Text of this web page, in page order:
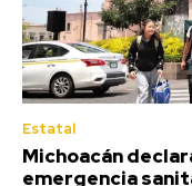
Estatal
Michoacán
emergencia